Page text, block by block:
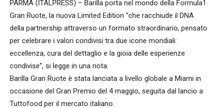
PARMA (ITALPRESS) – Barilla porta nel mondo della Formula1
Gran Ruote, la nuova Limited Edition “che racchiude il DNA
della partnership attraverso un formato straordinario, pensato
per celebrare i valori condivisi tra due icone mondiali:
eccellenza, cura del dettaglio e la gioia delle esperienze
condivise”, si legge in una nota.
Barilla Gran Ruote è stata lanciata a livello globale a Miami in
occasione del Gran Premio del 4 maggio, seguita dal lancio a
Tuttofood per il mercato italiano.